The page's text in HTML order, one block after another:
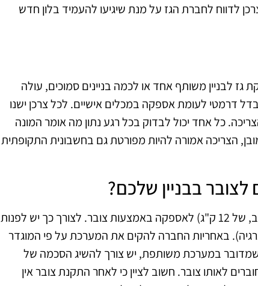
לדווח לחברת הגז על מנת שיגיעו להעמיד בלון חדש
לבניין משותף אחד או לכמה בניינים סמוכים, עולה
דרמטי לעומת אספקה במכלים אישיים. לכל צרכן ישנו
כל אחד יכול לבדוק בכל רגע נתון מה אומר המונה
הצריכה אמורה להיות מפורטת גם בחשבונית התקופתית
בבניין שלכם?
אין מניעה לעבור מאספקת גז במכלים (לרוב, של 12 ק"ג) לאספקה באמצעות צובר. לצורך כך יש לפנות
באחריות החברה להקים את המערכת על פי המוגדר
שמדובר במערכת משותפת, יש צורך להשיג הסכמה של
לאותו צובר. חשוב לציין כי לאחר התקנת צובר אין